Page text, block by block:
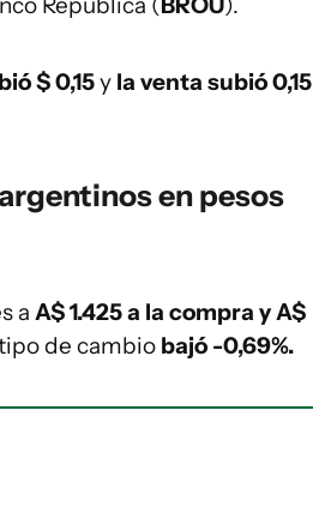
$ 0,15y la venta subió 0,15
en pesos
a A$ 1.425 a la compra y A$
de cambio bajó -0,69%.